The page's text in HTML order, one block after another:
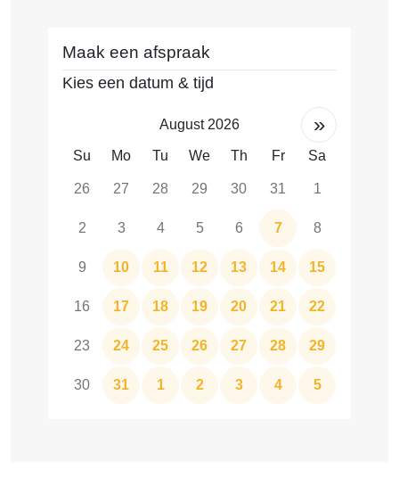
Maak een afspraak
Kies een datum & tijd
August 2026 »
Su Mo Tu We Th Fr Sa
26 27 28 29 30 31 1
2 3 4 5 6 7 8
9 10 11 12 13 14 15
16 17 18 19 20 21 22
23 24 25 26 27 28 29
30 31 1 2 3 4 5